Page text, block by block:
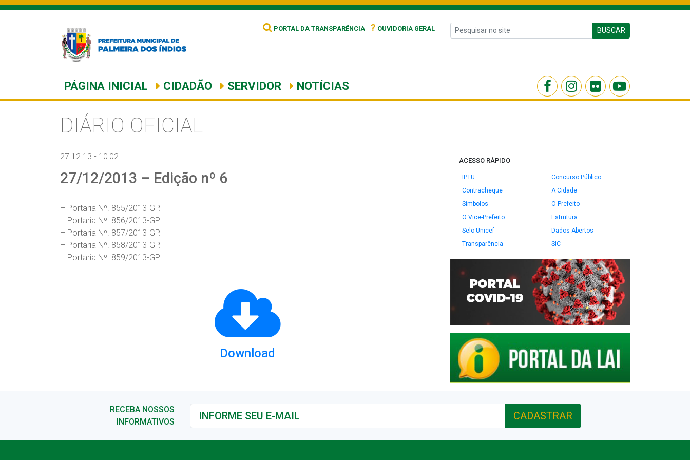
PORTAL DA TRANSPARÊNCIA ? OUVIDORIA GERAL BUSCAR
PÁGINA INICIAL CIDADÃO SERVIDOR NOTÍCIAS
DIÁRIO OFICIAL
27.12.13 - 10:02
27/12/2013 – Edição nº 6
– Portaria Nº. 855/2013-GP.
– Portaria Nº. 856/2013-GP.
– Portaria Nº. 857/2013-GP.
– Portaria Nº. 858/2013-GP.
– Portaria Nº. 859/2013-GP.
Download
ACESSO RÁPIDO
IPTU
Concurso Público
Contracheque
A Cidade
Símbolos
O Prefeito
O Vice-Prefeito
Estrutura
Selo Unicef
Dados Abertos
Transparência
SIC
RECEBA NOSSOS
INFORMATIVOS
CADASTRAR